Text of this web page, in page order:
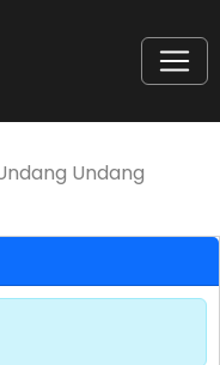
Undang